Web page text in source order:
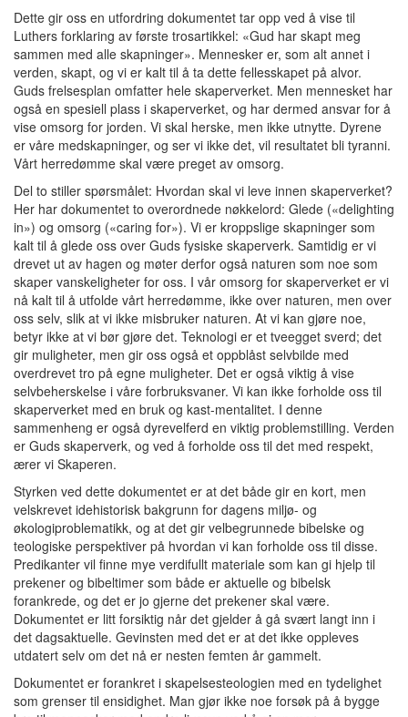
Dette gir oss en utfordring dokumentet tar opp ved å vise til
Luthers forklaring av første trosartikkel: «Gud har skapt meg
sammen med alle skapninger». Mennesker er, som alt annet i
verden, skapt, og vi er kalt til å ta dette fellesskapet på alvor.
Guds frelsesplan omfatter hele skaperverket. Men mennesket har
også en spesiell plass i skaperverket, og har dermed ansvar for å
vise omsorg for jorden. Vi skal herske, men ikke utnytte. Dyrene
er våre medskapninger, og ser vi ikke det, vil resultatet bli tyranni.
Vårt herredømme skal være preget av omsorg.
Del to stiller spørsmålet: Hvordan skal vi leve innen skaperverket?
Her har dokumentet to overordnede nøkkelord: Glede («delighting
in») og omsorg («caring for»). Vi er kroppslige skapninger som
kalt til å glede oss over Guds fysiske skaperverk. Samtidig er vi
drevet ut av hagen og møter derfor også naturen som noe som
skaper vanskeligheter for oss. I vår omsorg for skaperverket er vi
nå kalt til å utfolde vårt herredømme, ikke over naturen, men over
oss selv, slik at vi ikke misbruker naturen. At vi kan gjøre noe,
betyr ikke at vi bør gjøre det. Teknologi er et tveegget sverd; det
gir muligheter, men gir oss også et oppblåst selvbilde med
overdrevet tro på egne muligheter. Det er også viktig å vise
selvbeherskelse i våre forbruksvaner. Vi kan ikke forholde oss til
skaperverket med en bruk og kast-mentalitet. I denne
sammenheng er også dyrevelferd en viktig problemstilling. Verden
er Guds skaperverk, og ved å forholde oss til det med respekt,
ærer vi Skaperen.
Styrken ved dette dokumentet er at det både gir en kort, men
velskrevet idehistorisk bakgrunn for dagens miljø- og
økologiproblematikk, og at det gir velbegrunnede bibelske og
teologiske perspektiver på hvordan vi kan forholde oss til disse.
Predikanter vil finne mye verdifullt materiale som kan gi hjelp til
prekener og bibeltimer som både er aktuelle og bibelsk
forankrede, og det er jo gjerne det prekener skal være.
Dokumentet er litt forsiktig når det gjelder å gå svært langt inn i
det dagsaktuelle. Gevinsten med det er at det ikke oppleves
utdatert selv om det nå er nesten femten år gammelt.
Dokumentet er forankret i skapelsesteologien med en tydelighet
som grenser til ensidighet. Man gjør ikke noe forsøk på å bygge